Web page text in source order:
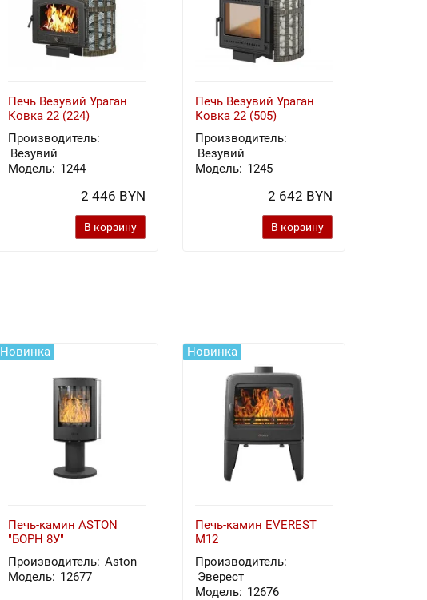
Печь Везувий Ураган
Ковка 22 (224)
Производитель:
Везувий
Модель: 1244
2 446 BYN
В корзину
Печь Везувий Ураган
Ковка 22 (505)
Производитель:
Везувий
Модель: 1245
2 642 BYN
В корзину
Новинка
Печь-камин ASTON
"БОРН 8У"
Производитель: Aston
Модель: 12677
Новинка
Печь-камин EVEREST
M12
Производитель:
Эверест
Модель: 12676